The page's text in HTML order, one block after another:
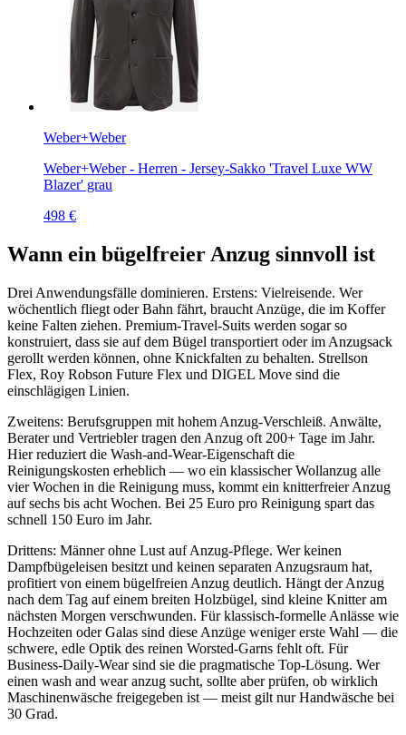
Weber+Weber
Weber+Weber - Herren - Jersey-Sakko 'Travel Luxe WW
Blazer' grau
498 €
Wann ein bügelfreier Anzug sinnvoll ist
Drei Anwendungsfälle dominieren. Erstens: Vielreisende. Wer
wöchentlich fliegt oder Bahn fährt, braucht Anzüge, die im Koffer
keine Falten ziehen. Premium-Travel-Suits werden sogar so
konstruiert, dass sie auf dem Bügel transportiert oder im Anzugsack
gerollt werden können, ohne Knickfalten zu behalten. Strellson
Flex, Roy Robson Future Flex und DIGEL Move sind die
einschlägigen Linien.
Zweitens: Berufsgruppen mit hohem Anzug-Verschleiß. Anwälte,
Berater und Vertriebler tragen den Anzug oft 200+ Tage im Jahr.
Hier reduziert die Wash-and-Wear-Eigenschaft die
Reinigungskosten erheblich — wo ein klassischer Wollanzug alle
vier Wochen in die Reinigung muss, kommt ein knitterfreier Anzug
auf sechs bis acht Wochen. Bei 25 Euro pro Reinigung spart das
schnell 150 Euro im Jahr.
Drittens: Männer ohne Lust auf Anzug-Pflege. Wer keinen
Dampfbügeleisen besitzt und keinen separaten Anzugsraum hat,
profitiert von einem bügelfreien Anzug deutlich. Hängt der Anzug
nach dem Tag auf einem breiten Holzbügel, sind kleine Knitter am
nächsten Morgen verschwunden. Für klassisch-formelle Anlässe wie
Hochzeiten oder Galas sind diese Anzüge weniger erste Wahl — die
schwere, edle Optik des reinen Worsted-Garns fehlt oft. Für
Business-Daily-Wear sind sie die pragmatische Top-Lösung. Wer
einen wash and wear anzug sucht, sollte aber prüfen, ob wirklich
Maschinenwäsche freigegeben ist — meist gilt nur Handwäsche bei
30 Grad.